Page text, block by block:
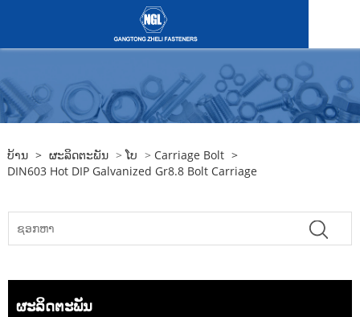
ບ້ານ > ຜະລິດຕະພັນ >ໂບ > Carriage Bolt >
DIN603 Hot DIP Galvanized Gr8.8 Bolt Carriage
ຜະລິດຕະພັນ